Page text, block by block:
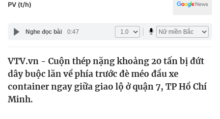
Y tế
Thế giới
Đời sống
Giáo dục
PV (t/h)
Nghe đọc bài 0:47
VTV.vn - Cuộn thép nặng khoảng 20 tấn bị đứt
dây buộc lăn về phía trước đè méo đầu xe
container ngay giữa giao lộ ở quận 7, TP Hồ Chí
Minh.